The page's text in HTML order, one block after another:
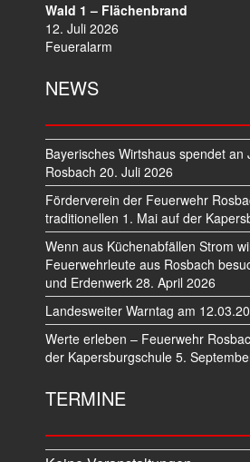
Wald 1 – Flächenbrand
12. Juli 2026
Feueralarm
NEWS
Bayerisches Wirtshaus spendet an
Rosbach 20. Juli 2026
Förderverein der Feuerwehr
traditionellen 1. Mai auf der
Wenn aus Küchenabfällen Strom
Feuerwehrleute aus Rosbach
und Erdenwerk 28. April 2026
Landesweiter Warntag am
Werte erleben – Feuerwehr
der Kapersburgschule 5.
TERMINE